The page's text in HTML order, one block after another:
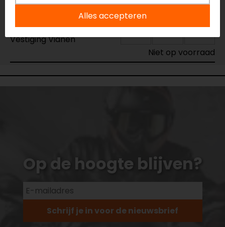
Vestiging Vianen
Niet op voorraad
Op de hoogte blijven?
Schrijf je in voor de nieuwsbrief
Alles accepteren